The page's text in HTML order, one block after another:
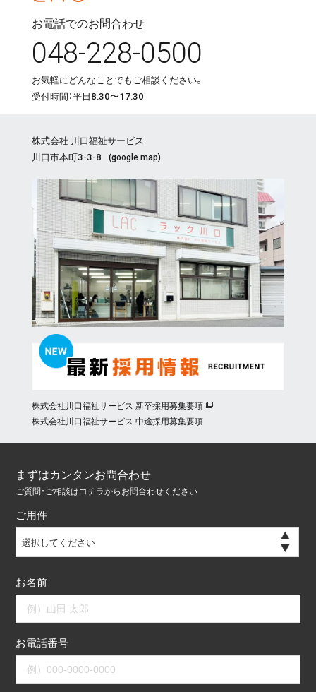
お電話でのお問合わせ
048-228-0500
お気軽にどんなことでもご相談ください。
受付時間：平日8:30〜17:30
株式会社 川口福祉サービス
川口市本町3-3-8
(google map)
株式会社川口福祉サービス 新卒採用募集要項
株式会社川口福祉サービス 中途採用募集要項
まずはカンタンお問合わせ
ご質問・ご相談はコチラからお問合わせください
ご用件
選択してください
お名前
お電話番号